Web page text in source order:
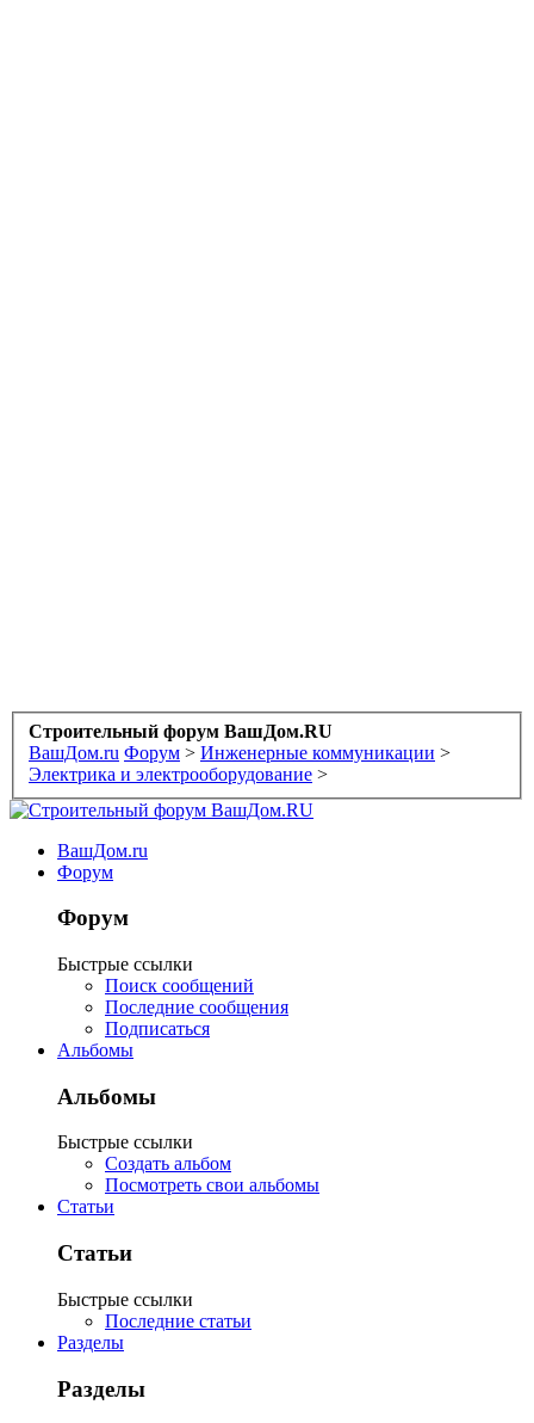
Строительный форум ВашДом.RU
ВашДом.ru Форум > Инженерные коммуникации >
Электрика и электрооборудование >
ВашДом.ru
Форум
Форум
Быстрые ссылки
Поиск сообщений
Последние сообщения
Подписаться
Альбомы
Альбомы
Быстрые ссылки
Создать альбом
Посмотреть свои альбомы
Статьи
Статьи
Быстрые ссылки
Последние статьи
Разделы
Разделы